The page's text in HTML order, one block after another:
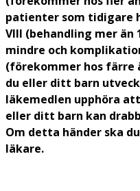
patienter som tidigare
VIII (behandling mer än
mindre och
(förekommer hos färre
du eller ditt barn
läkemedlen upphöra
eller ditt barn kan
Om detta händer ska
läkare.